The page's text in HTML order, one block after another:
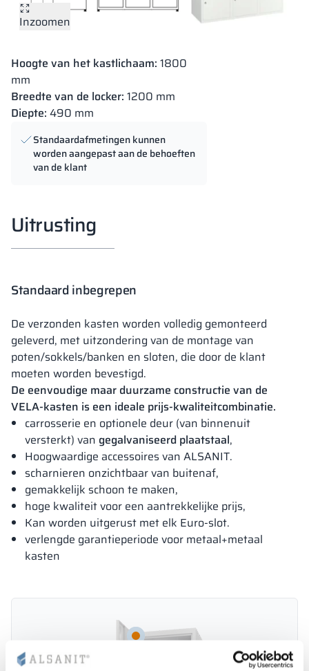
Inzoomen
Hoogte van het kastlichaam: 1800
mm
Breedte van de locker: 1200 mm
Diepte: 490 mm
Standaardafmetingen kunnen
worden aangepast aan de behoeften
van de klant
Uitrusting
Standaard inbegrepen
De verzonden kasten worden volledig gemonteerd
geleverd, met uitzondering van de montage van
poten/sokkels/banken en sloten, die door de klant
moeten worden bevestigd.
De eenvoudige maar duurzame constructie van de
VELA-kasten is een ideale prijs-kwaliteitcombinatie.
carrosserie en optionele deur (van binnenuit
versterkt) van gegalvaniseerd plaatstaal,
Hoogwaardige accessoires van ALSANIT.
scharnieren onzichtbaar van buitenaf,
gemakkelijk schoon te maken,
hoge kwaliteit voor een aantrekkelijke prijs,
Kan worden uitgerust met elk Euro-slot.
verlengde garantieperiode voor metaal+metaal
kasten